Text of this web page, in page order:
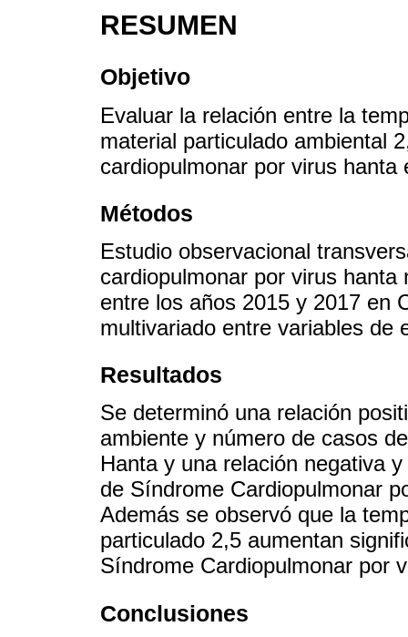
RESUMEN
Objetivo
Evaluar la relación entre la
material particulado ambiental
cardiopulmonar por virus
Métodos
Estudio observacional
cardiopulmonar por virus
entre los años 2015 y 2017 en
multivariado entre variables de
Resultados
Se determinó una relación
ambiente y número de casos
Hanta y una relación negativa
de Síndrome Cardiopulmonar
Además se observó que la
particulado 2,5 aumentan
Síndrome Cardiopulmonar por
Conclusiones